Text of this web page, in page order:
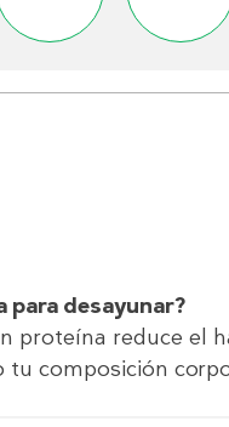
para desayunar?
proteína reduce el
tu composición